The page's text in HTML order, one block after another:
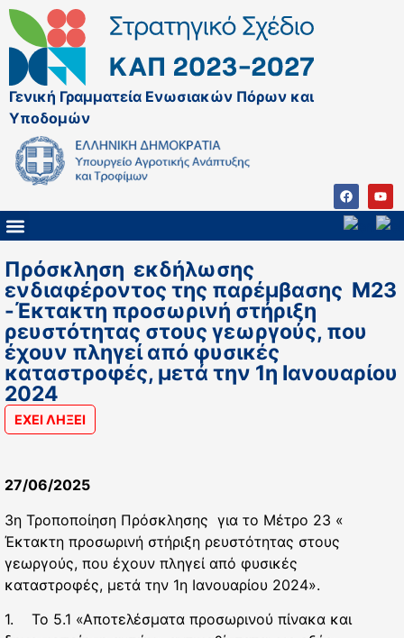
Γενική Γραμματεία Ενωσιακών Πόρων και
Υποδομών
Πρόσκληση εκδήλωσης
ενδιαφέροντος της παρέμβασης Μ23
-Έκτακτη προσωρινή στήριξη
ρευστότητας στους γεωργούς, που
έχουν πληγεί από φυσικές
καταστροφές, μετά την 1η Ιανουαρίου
2024
ΕΧΕΙ ΛΗΞΕΙ
27/06/2025
3η Τροποποίηση Πρόσκλησης για το Μέτρο 23 «
Έκτακτη προσωρινή στήριξη ρευστότητας στους
γεωργούς, που έχουν πληγεί από φυσικές
καταστροφές, μετά την 1η Ιανουαρίου 2024».
1. Το 5.1 «Αποτελέσματα προσωρινού πίνακα και